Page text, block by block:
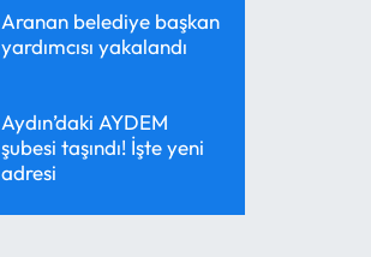
Aranan belediye başkan
yardımcısı yakalandı
Aydın’daki AYDEM
şubesi taşındı! İşte yeni
adresi